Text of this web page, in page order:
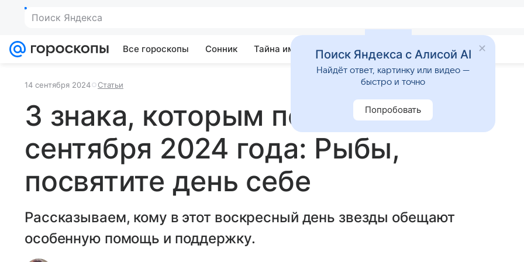
Поиск Яндекса
Все гороскопы Сонник Тайна имени Гадания Приметы
14 сентября 2024 Статьи
3 знака, которым повезет 15
сентября 2024 года: Рыбы,
посвятите день себе
Рассказываем, кому в этот воскресный день звезды обещают
особенную помощь и поддержку.
Поиск Яндекса с Алисой AI
Найдёт ответ, картинку или видео —
быстро и точно
Попробовать